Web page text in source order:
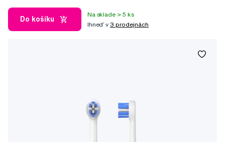
Do košíku
Na sklade > 5 ks
Ihneď v 3 prodejnách